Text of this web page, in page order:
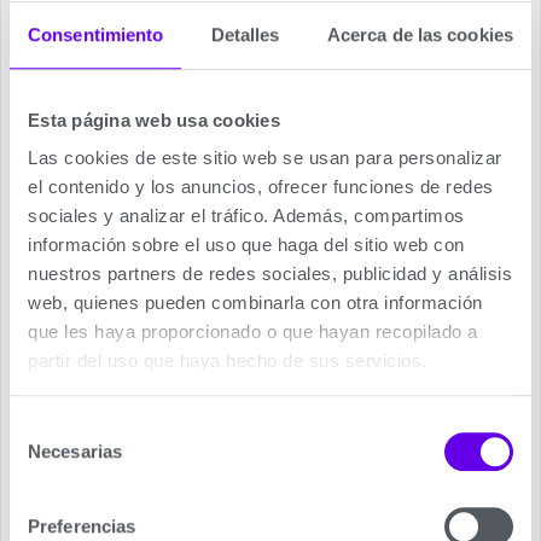
Consentimiento Detalles Acerca de las cookies
Esta página web usa cookies
Las cookies de este sitio web se usan para personalizar
el contenido y los anuncios, ofrecer funciones de redes
sociales y analizar el tráfico. Además, compartimos
información sobre el uso que haga del sitio web con
nuestros partners de redes sociales, publicidad y análisis
web, quienes pueden combinarla con otra información
que les haya proporcionado o que hayan recopilado a
partir del uso que haya hecho de sus servicios.
Necesarias
Preferencias
controlar el estado del aire acondicionado desde
cualquier lugar, permitiendo la programación de
forma remota.
Aire Acondicionado Fujitsu.
En primer lugar le recordamos que estamos
siempre a su disposición en el teléfono 689 202
, que más se ajustan a las
necesidades de su vivienda.
En segundo lugar comentarle puede valorar este